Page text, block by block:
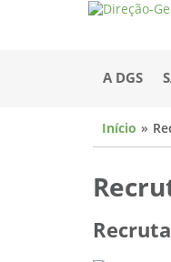
A DGS
Início